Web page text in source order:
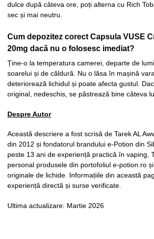
dulce după câteva ore, poți alterna cu Rich
sec și mai neutru.
Cum depozitez corect Capsula VUSE
20mg dacă nu o folosesc imediat?
Ține-o la temperatura camerei, departe de
soarelui și de căldură. Nu o lăsa în mașină
deteriorează lichidul și poate afecta gustul.
original, nedeschis, se păstrează bine câteva
Despre Autor
Această descriere a fost scrisă de Tarek AL
din 2012 și fondatorul brandului e-Potion din
peste 13 ani de experiență practică în vaping,
personal produsele din portofoliul e-potion.ro
originale de lichide. Informațiile din această
experiență directă și surse verificate.
Ultima actualizare: Martie 2026